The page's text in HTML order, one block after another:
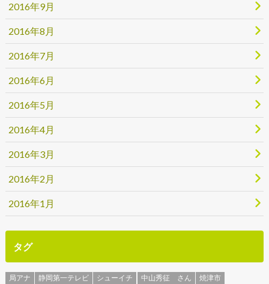
2016年9月
2016年8月
2016年7月
2016年6月
2016年5月
2016年4月
2016年3月
2016年2月
2016年1月
タグ
局アナ 静岡第一テレビ シューイチ 中山秀征 さん 焼津市